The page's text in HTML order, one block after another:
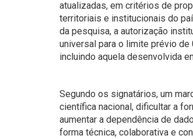
atualizadas, em critérios de
territoriais e institucionais do
da pesquisa, a autorização
universal para o limite prévio de
incluindo aquela desenvolvida
Segundo os signatários, um
científica nacional, dificultar a
aumentar a dependência de
forma técnica, colaborativa e